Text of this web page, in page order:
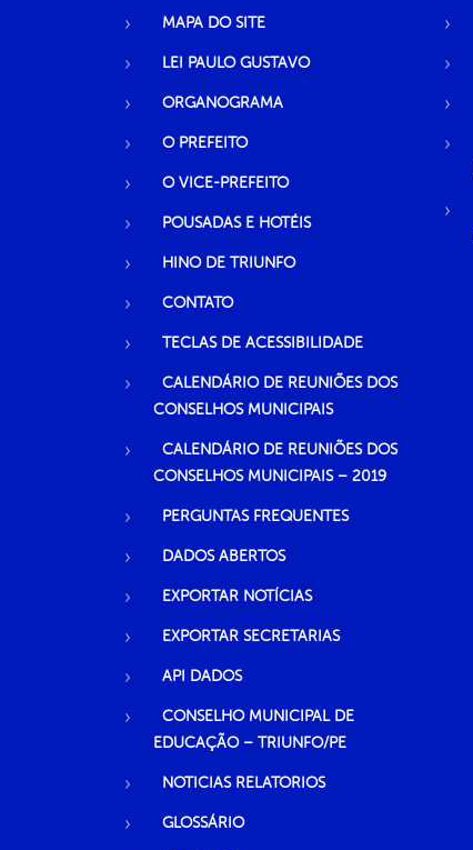
MAPA DO SITE
LEI PAULO GUSTAVO
ORGANOGRAMA
O PREFEITO
O VICE-PREFEITO
POUSADAS E HOTÉIS
HINO DE TRIUNFO
CONTATO
TECLAS DE ACESSIBILIDADE
CALENDÁRIO DE REUNIÕES DOS
CONSELHOS MUNICIPAIS
CALENDÁRIO DE REUNIÕES DOS
CONSELHOS MUNICIPAIS – 2019
PERGUNTAS FREQUENTES
DADOS ABERTOS
EXPORTAR NOTÍCIAS
EXPORTAR SECRETARIAS
API DADOS
CONSELHO MUNICIPAL DE
EDUCAÇÃO – TRIUNFO/PE
NOTICIAS RELATORIOS
GLOSSÁRIO